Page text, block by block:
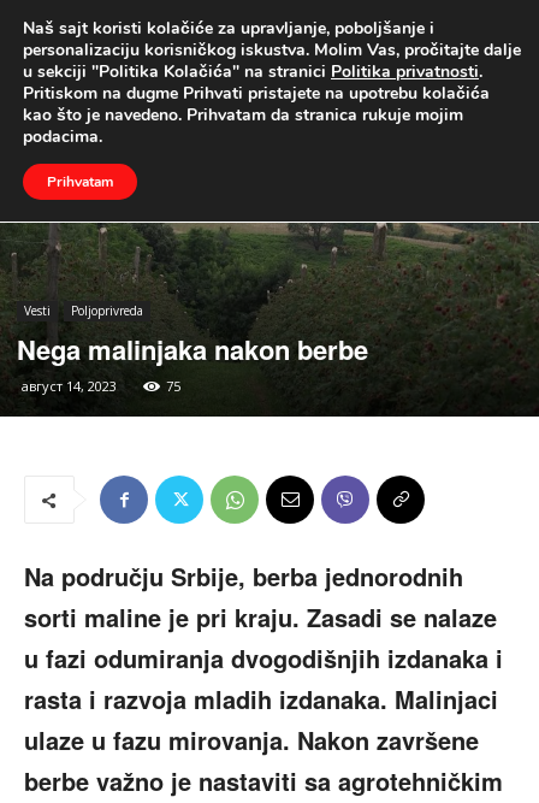
UŽIVO
Naslovna Vesti Poljoprivreda
Vesti Poljoprivreda
Nega malinjaka nakon berbe
август 14, 2023 75
Na području Srbije, berba jednorodnih
sorti maline je pri kraju. Zasadi se nalaze
u fazi odumiranja dvogodišnjih izdanaka i
rasta i razvoja mladih izdanaka. Malinjaci
ulaze u fazu mirovanja. Nakon završene
berbe važno je nastaviti sa agrotehničkim
Naš sajt koristi kolačiće za upravljanje, poboljšanje i
personalizaciju korisničkog iskustva. Molim Vas, pročitajte dalje
u sekciji "Politika Kolačića" na stranici Politika privatnosti.
Pritiskom na dugme Prihvati pristajete na upotrebu kolačića
kao što je navedeno. Prihvatam da stranica rukuje mojim
podacima.
Prihvatam